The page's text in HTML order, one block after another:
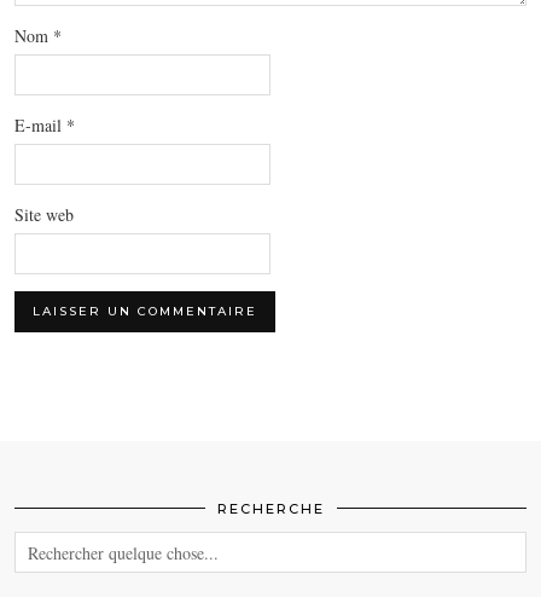
Nom *
E-mail *
Site web
RECHERCHE